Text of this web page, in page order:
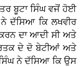
ਬੂਟਾ ਸਿੰਘ ਵਜੋਂ ਹੋਈ
ਦੱਸਿਆ ਕਿ ਲਖਵੀਰ
ਦਾ ਆਦੀ ਸੀ ਅਤੇ
ਦੇ ਦੋ ਬੇਟੀਆਂ ਅਤੇ
ਨੇ ਦੱਸਿਆ ਕਿ ਉਸ